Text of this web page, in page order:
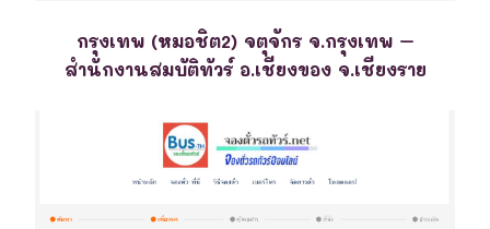
กรุงเทพ (หมอชิต2) จตุจักร จ.กรุงเทพ –
สำนักงานสมบัติทัวร์ อ.เชียงของ จ.เชียงราย